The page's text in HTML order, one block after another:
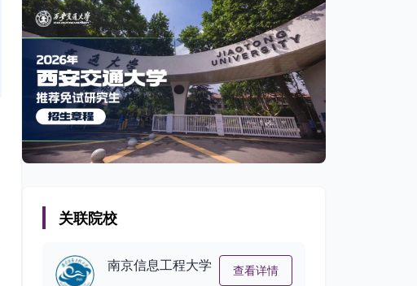
关联院校
南京信息工程大学 查看详情